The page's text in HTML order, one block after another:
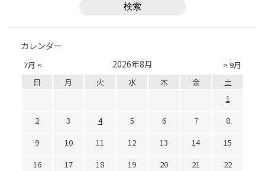
カレンダー
7月 < > 9月
2026年8月
日 月 火 水 木 金
土
1
2
3 4 5 6 7
8
9
10 11 12 13 14
15
16
17 18 19 20 21
22